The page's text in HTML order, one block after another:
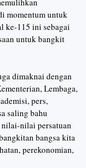
momentum untuk
ke-115 ini sebagai
untuk bangkit
dimaknai dengan
Lembaga,
pers,
saling bahu
nilai-nilai persatuan
bangsa kita
perekonomian,